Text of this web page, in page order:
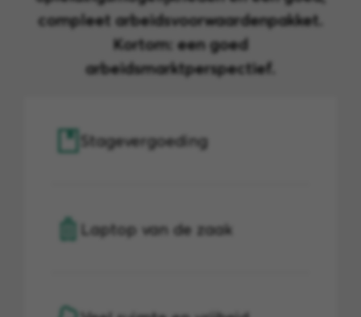
compleet arbeidsvoorwaardenpakket.
Kortom: een goed
arbeidsmarktperspectief.
Stagevergoeding
Laptop van de zaak